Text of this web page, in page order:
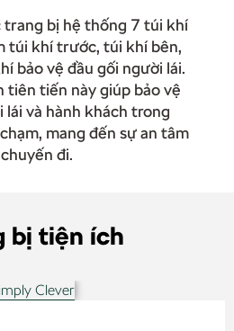
trang bị hệ thống 7 túi khí
túi khí trước, túi khí bên,
bảo vệ đầu gối người lái.
tiên tiến này giúp bảo vệ
lái và hành khách trong
mang đến sự an tâm
đi.
bị tiện ích
Clever